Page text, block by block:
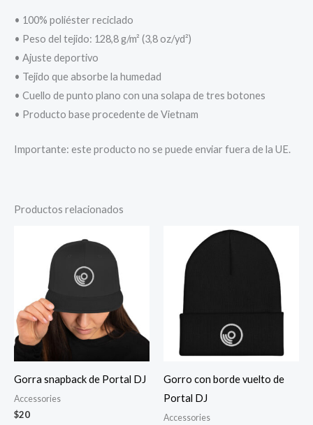
• 100% poliéster reciclado
• Peso del tejido: 128,8 g/m² (3,8 oz/yd²)
• Ajuste deportivo
• Tejido que absorbe la humedad
• Cuello de punto plano con una solapa de tres botones
• Producto base procedente de Vietnam
Importante: este producto no se puede enviar fuera de la UE.
Productos relacionados
Gorra snapback de Portal DJ
Accessories
$20
Gorro con borde vuelto de
Portal DJ
Accessories